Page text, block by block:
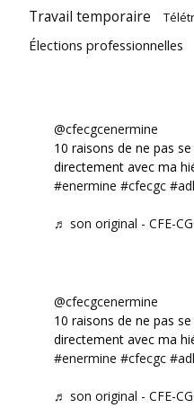
Travail temporaire
Élections professionnelles
@cfecgcenermine
10 raisons de ne pas
directement avec ma
#enermine #cfecgc
♬ son original - CFE-
@cfecgcenermine
10 raisons de ne pas
directement avec ma
#enermine #cfecgc
♬ son original - CFE-